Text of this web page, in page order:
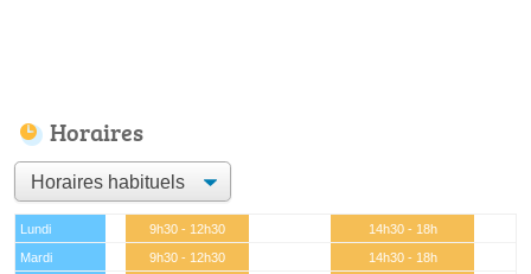
Horaires
Lundi 9h30 - 12h30
14h30 - 18h
Mardi
9h30 - 12h30
14h30 - 18h